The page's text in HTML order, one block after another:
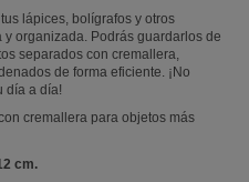
lápices, bolígrafos y otros
y organizada. Podrás guardarlos de
separados con cremallera,
de forma eficiente. ¡No
día a día!
cremallera para objetos más
cm.